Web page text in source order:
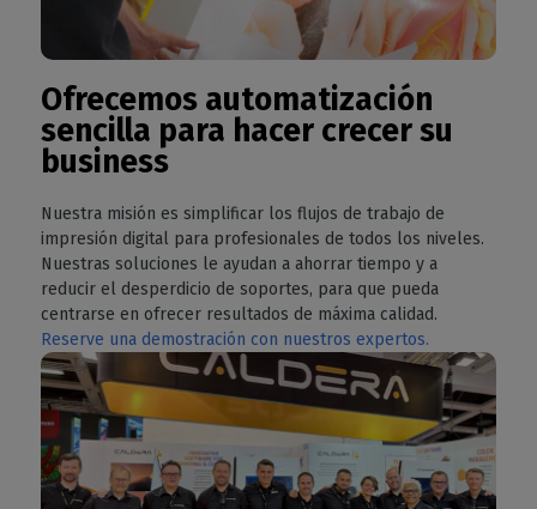
Ofrecemos automatización
sencilla para hacer crecer su
business
Nuestra misión es simplificar los flujos de trabajo de
impresión digital para profesionales de todos los niveles.
Nuestras soluciones le ayudan a ahorrar tiempo y a
reducir el desperdicio de soportes, para que pueda
centrarse en ofrecer resultados de máxima calidad.
Reserve una demostración con nuestros expertos.